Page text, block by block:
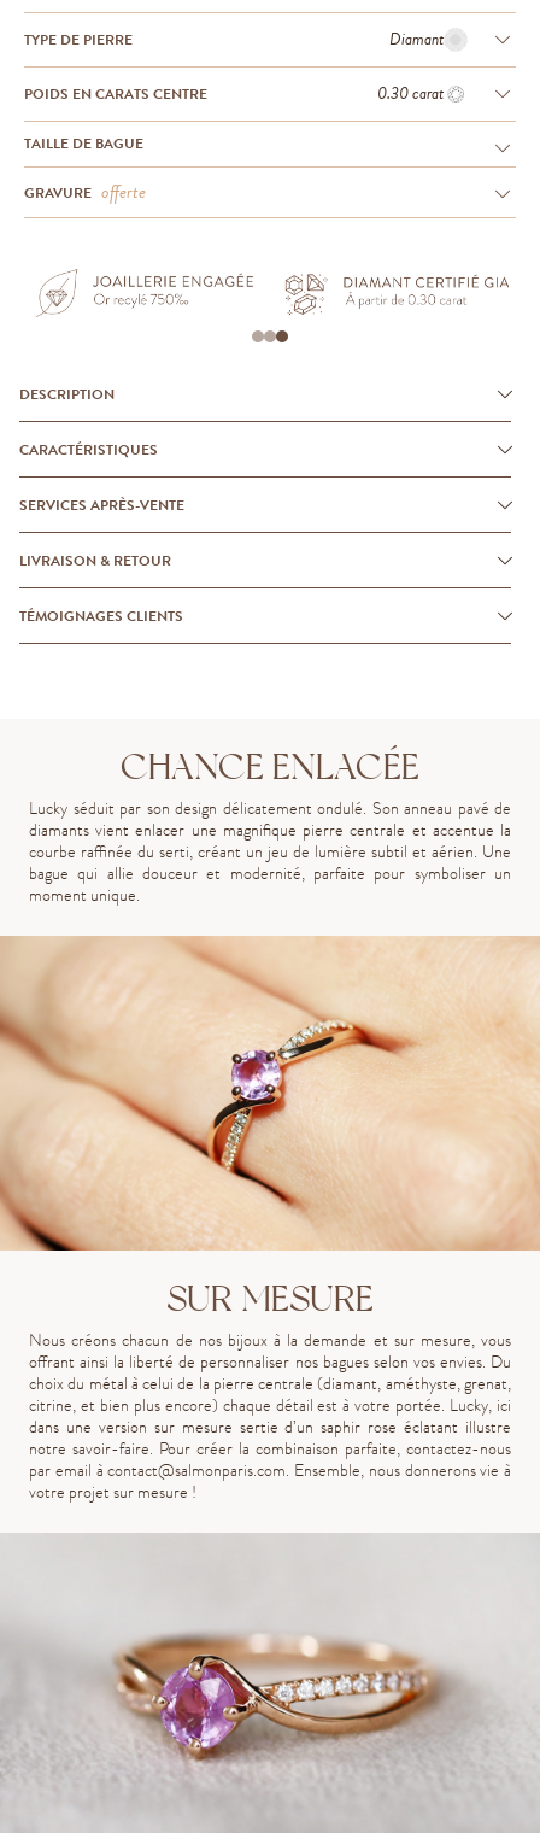
TYPE DE PIERRE Diamant
POIDS EN CARATS CENTRE 0.30 carat
TAILLE DE BAGUE
GRAVURE offerte
DESCRIPTION
CARACTÉRISTIQUES
SERVICES APRÈS-VENTE
LIVRAISON & RETOUR
TÉMOIGNAGES CLIENTS
CHANCE ENLACÉE
Lucky séduit par son design délicatement ondulé. Son anneau pavé de
diamants vient enlacer une magnifique pierre centrale et accentue la
courbe raffinée du serti, créant un jeu de lumière subtil et aérien. Une
bague qui allie douceur et modernité, parfaite pour symboliser un
moment unique.
SUR MESURE
Nous créons chacun de nos bijoux à la demande et sur mesure, vous
offrant ainsi la liberté de personnaliser nos bagues selon vos envies. Du
choix du métal à celui de la pierre centrale (diamant, améthyste, grenat,
citrine, et bien plus encore) chaque détail est à votre portée. Lucky, ici
dans une version sur mesure sertie d’un saphir rose éclatant illustre
notre savoir-faire. Pour créer la combinaison parfaite, contactez-nous
par email àcontact@salmonparis.com. Ensemble, nous donnerons vie à
votre projet sur mesure !